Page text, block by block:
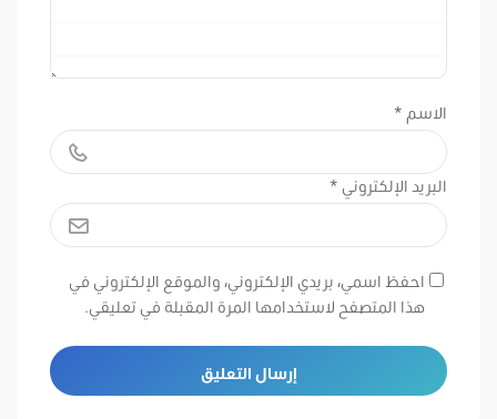
الاسم *
البريد الإلكتروني *
احفظ اسمي، بريدي الإلكتروني، والموقع الإلكتروني في
هذا المتصفح لاستخدامها المرة المقبلة في تعليقي.